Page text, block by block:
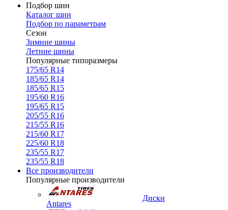
Подбор шин
Каталог шин
Подбор по параметрам
Сезон
Зимние шины
Летние шины
Популярные типоразмеры
175/65 R14
185/65 R14
185/65 R15
195/60 R16
195/65 R15
205/55 R16
215/55 R16
215/60 R17
225/60 R18
235/55 R17
235/55 R18
Все производители
Популярные производители
Antares
Диски